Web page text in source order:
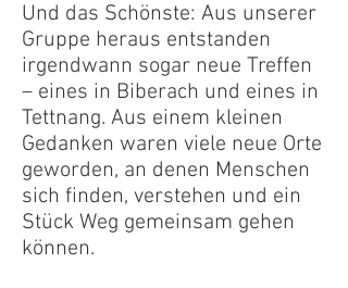
Und das Schönste: Aus unserer
Gruppe heraus entstanden
irgendwann sogar neue Treffen
– eines in Biberach und eines in
Tettnang. Aus einem kleinen
Gedanken waren viele neue Orte
geworden, an denen Menschen
sich finden, verstehen und ein
Stück Weg gemeinsam gehen
können.​